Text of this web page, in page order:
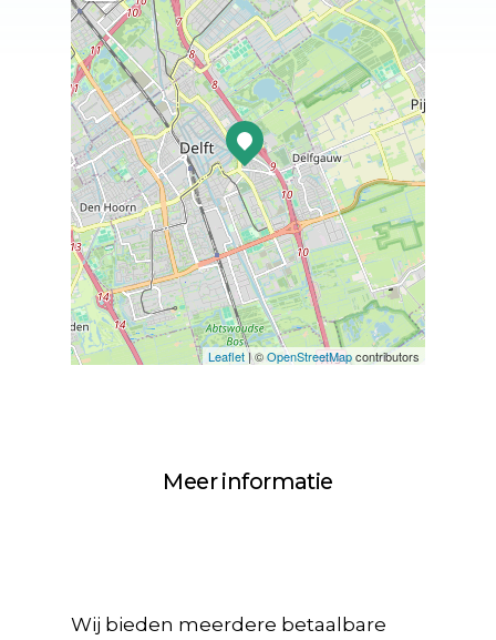
Leaflet| ©OpenStreetMapcontributors
Meer informatie
Wij bieden meerdere betaalbare